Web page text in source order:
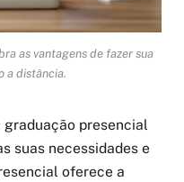
as vantagens de fazer sua
a distância.
presencial
suas necessidades e
oferece a